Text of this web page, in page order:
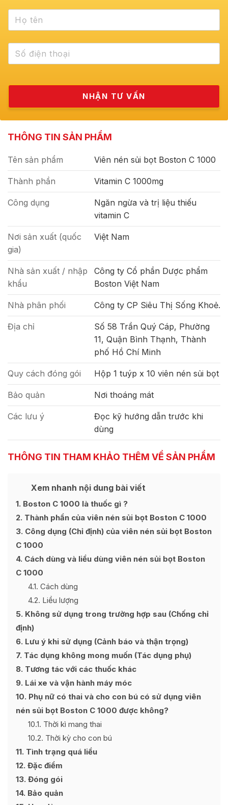
THÔNG TIN SẢN PHẨM
Tên sản phẩm Viên nén sủi bọt Boston C 1000
Thành phần Vitamin C 1000mg
Công dụng
Ngăn ngừa và trị liệu thiếu
vitamin C
Nơi sản xuất (quốc
gia)
Việt Nam
Nhà sản xuất / nhập
khẩu
Công ty Cổ phần Dược phẩm
Boston Việt Nam
Nhà phân phối Công ty CP Siêu Thị Sống Khoẻ.
Địa chỉ
Số 58 Trần Quý Cáp, Phường
11, Quận Bình Thạnh, Thành
phố Hồ Chí Minh
Quy cách đóng gói Hộp 1 tuýp x 10 viên nén sủi bọt
Bảo quản Nơi thoáng mát
Các lưu ý
Đọc kỹ hướng dẫn trước khi
dùng
THÔNG TIN THAM KHẢO THÊM VỀ SẢN PHẨM
Xem nhanh nội dung bài viết
Ẩn
1 Boston C 1000 là thuốc gì ?
2 Thành phần của viên nén sủi bọt Boston C 1000
3 Công dụng (Chỉ định) của viên nén sủi bọt Boston
C 1000
4 Cách dùng và liều dùng viên nén sủi bọt Boston
C 1000
4.1 Cách dùng
4.2 Liều lượng
5 Không sử dụng trong trường hợp sau (Chống chỉ
định)
6 Lưu ý khi sử dụng (Cảnh báo và thận trọng)
7 Tác dụng không mong muốn (Tác dụng phụ)
8 Tương tác với các thuốc khác
9 Lái xe và vận hành máy móc
10 Phụ nữ có thai và cho con bú có sử dụng viên
nén sủi bọt Boston C 1000 được không?
10.1 Thời kì mang thai
10.2 Thời kỳ cho con bú
11 Tình trạng quá liều
12 Đặc điểm
13 Đóng gói
14 Bảo quản